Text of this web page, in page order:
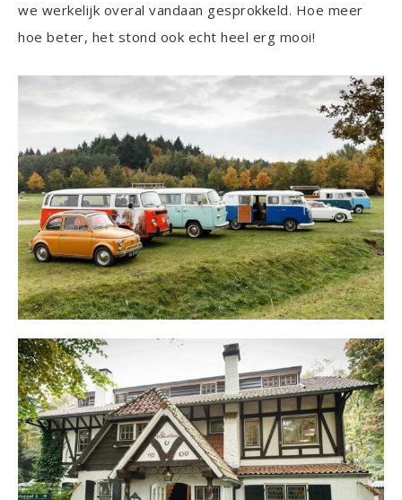
we werkelijk overal vandaan gesprokkeld. Hoe meer
hoe beter, het stond ook echt heel erg mooi!